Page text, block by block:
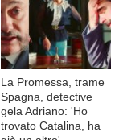
La Promessa, trame
Spagna, detective
gela Adriano: 'Ho
trovato Catalina, ha